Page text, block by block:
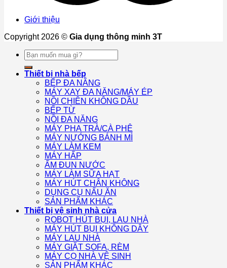
Giới thiệu
Copyright 2026 © Gia dụng thông minh 3T
Tìm
kiếm:
Thiết bị nhà bếp
BẾP ĐA NĂNG
MÁY XAY ĐA NĂNG/MÁY ÉP
NỒI CHIÊN KHÔNG DẦU
BẾP TỪ
NỒI ĐA NĂNG
MÁY PHA TRÀ/CÀ PHÊ
MÁY NƯỚNG BÁNH MÌ
MÁY LÀM KEM
MÁY HẤP
ẤM ĐUN NƯỚC
MÁY LÀM SỮA HẠT
MÁY HÚT CHÂN KHÔNG
DỤNG CỤ NẤU ĂN
SẢN PHẨM KHÁC
Thiết bị vệ sinh nhà cửa
ROBOT HÚT BỤI, LAU NHÀ
MÁY HÚT BỤI KHÔNG DÂY
MÁY LAU NHÀ
MÁY GIẶT SOFA, RÈM
MÁY CỌ NHÀ VỆ SINH
SẢN PHẨM KHÁC